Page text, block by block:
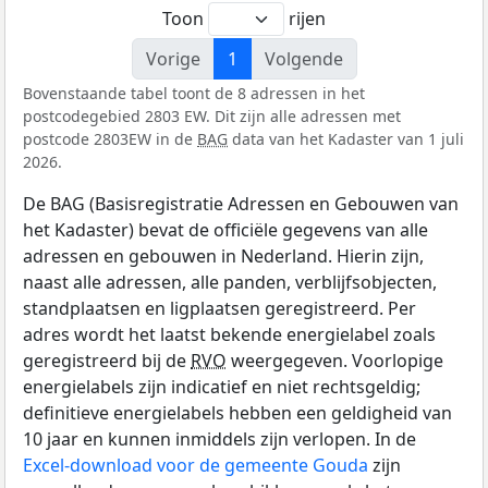
Toon
rijen
Vorige
1 Volgende
Bovenstaande tabel toont de 8 adressen in het
postcodegebied 2803 EW. Dit zijn alle adressen met
postcode 2803EW in de BAG data van het Kadaster van 1 juli
2026.
De BAG (Basisregistratie Adressen en Gebouwen van
het Kadaster) bevat de officiële gegevens van alle
adressen en gebouwen in Nederland. Hierin zijn,
naast alle adressen, alle panden, verblijfsobjecten,
standplaatsen en ligplaatsen geregistreerd. Per
adres wordt het laatst bekende energielabel zoals
geregistreerd bij de RVO weergegeven. Voorlopige
energielabels zijn indicatief en niet rechtsgeldig;
definitieve energielabels hebben een geldigheid van
10 jaar en kunnen inmiddels zijn verlopen. In de
Excel-download voor de gemeente Gouda zijn